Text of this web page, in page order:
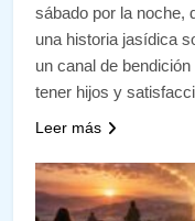
sábado por la noche,
una historia jasídica
un canal de
tener hijos y
Leer más